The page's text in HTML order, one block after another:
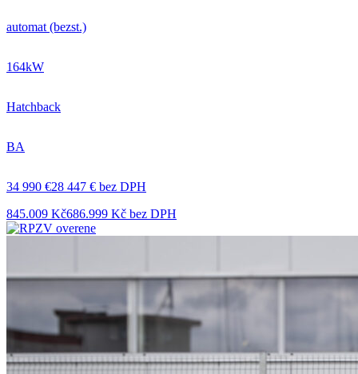
automat (bezst.)
164kW
Hatchback
BA
34 990 €28 447 € bez DPH
845.009 Kč686.999 Kč bez DPH